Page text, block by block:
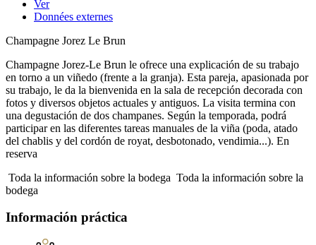
Ver
Données externes
Champagne Jorez Le Brun
Champagne Jorez-Le Brun le ofrece una explicación de su trabajo
en torno a un viñedo (frente a la granja). Esta pareja, apasionada por
su trabajo, le da la bienvenida en la sala de recepción decorada con
fotos y diversos objetos actuales y antiguos. La visita termina con
una degustación de dos champanes. Según la temporada, podrá
participar en las diferentes tareas manuales de la viña (poda, atado
del chablis y del cordón de royat, desbotonado, vendimia...). En
reserva
Toda la información sobre la bodega Toda la información sobre la
bodega
Información práctica